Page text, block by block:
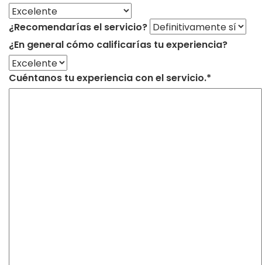
¿Recomendarías el servicio?
¿En general cómo calificarías tu experiencia?
Cuéntanos tu experiencia con el servicio.*